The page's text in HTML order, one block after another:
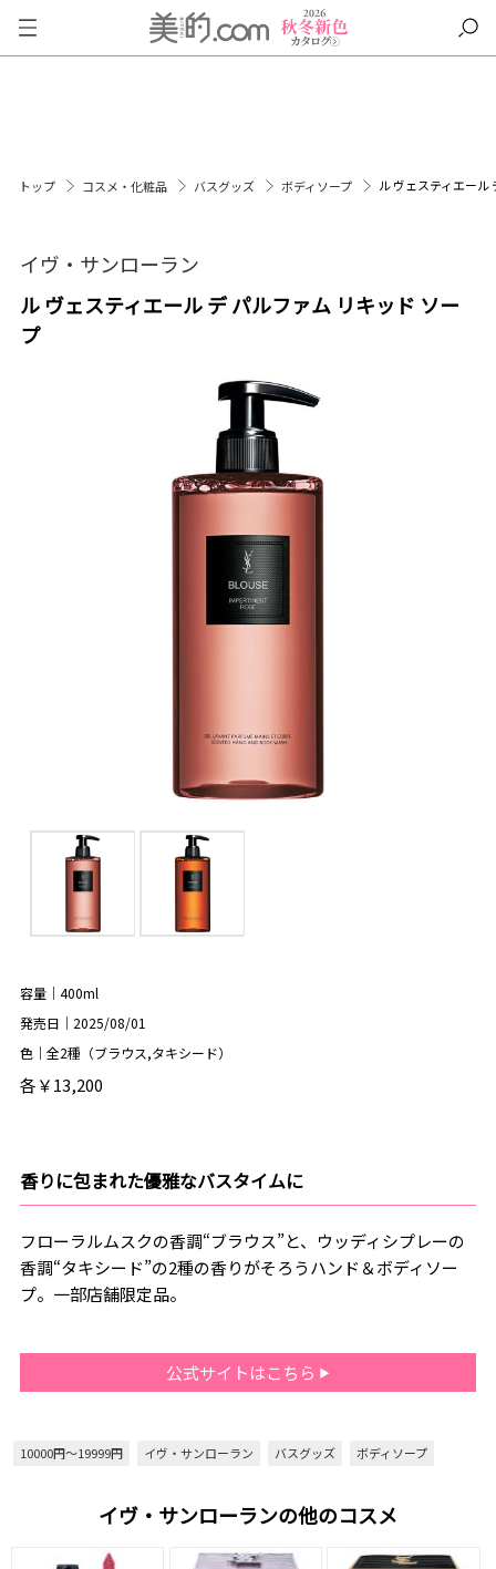
トップ コスメ・化粧品 バスグッズ ボディソープ ル ヴェスティエール
イヴ・サンローラン
ル ヴェスティエール デ パルファム リキッド ソー
プ
容量｜400ml
発売日｜2025/08/01
色｜全2種（ブラウス,タキシード）
各￥13,200
香りに包まれた優雅なバスタイムに
フローラルムスクの香調“ブラウス”と、ウッディシプレーの
香調“タキシード”の2種の香りがそろうハンド＆ボディソー
プ。一部店舗限定品。
公式サイトはこちら
10000円～19999円 イヴ・サンローラン バスグッズ ボディソープ
イヴ・サンローランの他のコスメ